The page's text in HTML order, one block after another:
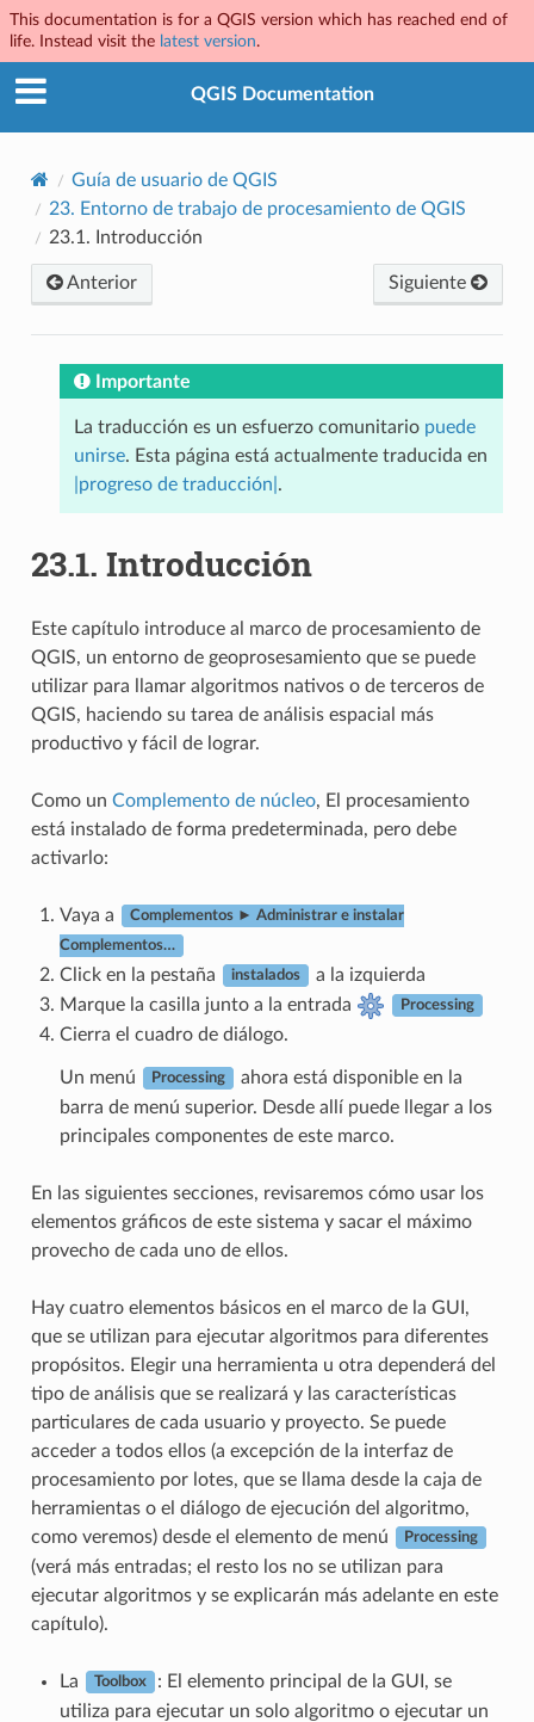
This documentation is for a QGIS version which has reached end of
life. Instead visit the latest version.
QGIS Documentation
Guía de usuario de QGIS
23. Entorno de trabajo de procesamiento de QGIS
23.1.
Introducción
Anterior Siguiente
Importante
La traducción es un esfuerzo comunitario puede
unirse. Esta página está actualmente traducida en
|progreso de traducción| .
23.1. Introducción
Este capítulo introduce al marco de procesamiento de
QGIS, un entorno de geoprosesamiento que se puede
utilizar para llamar algoritmos nativos o de terceros de
QGIS, haciendo su tarea de análisis espacial más
productivo y fácil de lograr.
Como un Complemento de núcleo, El procesamiento
está instalado de forma predeterminada, pero debe
activarlo:
Vaya a Complementos ► Administrar e instalar
Complementos…
Click en la pestaña instalados
a la izquierda
Marque la casilla junto a la entrada
Processing
Cierra el cuadro de diálogo.
Un menú Processing
ahora está disponible en la
barra de menú superior. Desde allí puede llegar a los
principales componentes de este marco.
En las siguientes secciones, revisaremos cómo usar los
elementos gráficos de este sistema y sacar el máximo
provecho de cada uno de ellos.
Hay cuatro elementos básicos en el marco de la GUI,
que se utilizan para ejecutar algoritmos para diferentes
propósitos. Elegir una herramienta u otra dependerá del
tipo de análisis que se realizará y las características
particulares de cada usuario y proyecto. Se puede
acceder a todos ellos (a excepción de la interfaz de
procesamiento por lotes, que se llama desde la caja de
herramientas o el diálogo de ejecución del algoritmo,
como veremos) desde el elemento de menú
Processing
(verá más entradas; el resto los no se utilizan para
ejecutar algoritmos y se explicarán más adelante en este
capítulo).
La Toolbox
: El elemento principal de la GUI, se
utiliza para ejecutar un solo algoritmo o ejecutar un